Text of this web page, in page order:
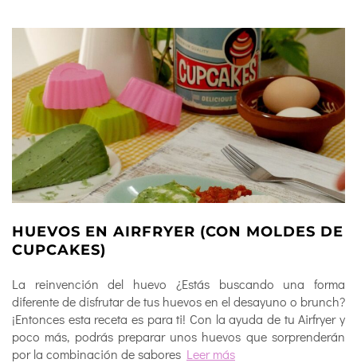
HUEVOS EN AIRFRYER (CON MOLDES DE
CUPCAKES)
La reinvención del huevo ¿Estás buscando una forma
diferente de disfrutar de tus huevos en el desayuno o brunch?
¡Entonces esta receta es para ti! Con la ayuda de tu Airfryer y
poco más, podrás preparar unos huevos que sorprenderán
por la combinación de sabores Leer más